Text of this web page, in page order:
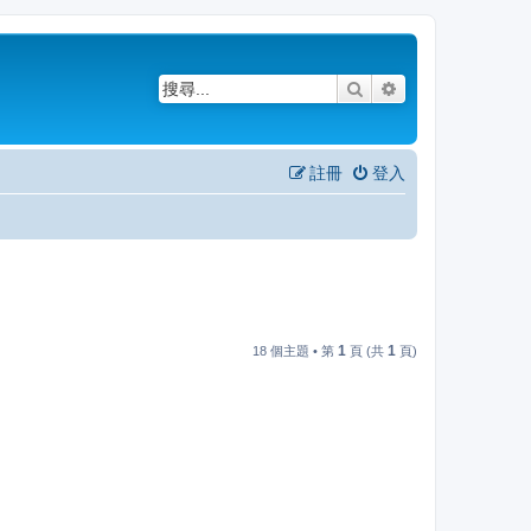
搜尋
登入
註冊
18 個主題 • 第 1 頁 (共 1 頁)